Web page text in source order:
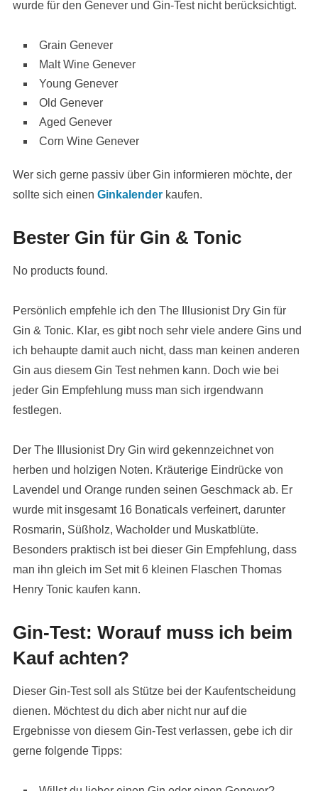
wurde für den Genever und Gin-Test nicht berücksichtigt.
Grain Genever
Malt Wine Genever
Young Genever
Old Genever
Aged Genever
Corn Wine Genever
Wer sich gerne passiv über Gin informieren möchte, der
sollte sich einen Ginkalenderkaufen.
Bester Gin für Gin & Tonic
No products found.
Persönlich empfehle ich den The Illusionist Dry Gin für
Gin & Tonic. Klar, es gibt noch sehr viele andere Gins und
ich behaupte damit auch nicht, dass man keinen anderen
Gin aus diesem Gin Test nehmen kann. Doch wie bei
jeder Gin Empfehlung muss man sich irgendwann
festlegen.
Der The Illusionist Dry Gin wird gekennzeichnet von
herben und holzigen Noten. Kräuterige Eindrücke von
Lavendel und Orange runden seinen Geschmack ab. Er
wurde mit insgesamt 16 Bonaticals verfeinert, darunter
Rosmarin, Süßholz, Wacholder und Muskatblüte.
Besonders praktisch ist bei dieser Gin Empfehlung, dass
man ihn gleich im Set mit 6 kleinen Flaschen Thomas
Henry Tonic kaufen kann.
Gin-Test: Worauf muss ich beim
Kauf achten?
Dieser Gin-Test soll als Stütze bei der Kaufentscheidung
dienen. Möchtest du dich aber nicht nur auf die
Ergebnisse von diesem Gin-Test verlassen, gebe ich dir
gerne folgende Tipps: